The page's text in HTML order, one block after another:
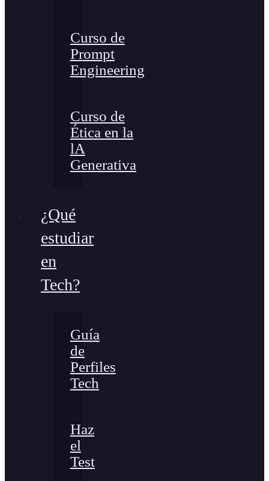
Curso de
Prompt
Engineering
Curso de
Ética en la
lA
Generativa
¿Qué
estudiar
en
Tech?
Guía
de
Perfiles
Tech
Haz
el
Test